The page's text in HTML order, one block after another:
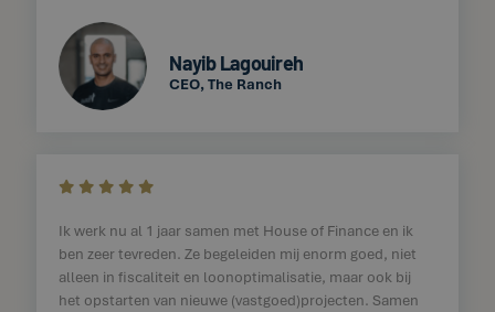
Nayib Lagouireh
CEO, The Ranch
    
Ik werk nu al 1 jaar samen met House of Finance en ik
ben zeer tevreden. Ze begeleiden mij enorm goed, niet
alleen in fiscaliteit en loonoptimalisatie, maar ook bij
het opstarten van nieuwe (vastgoed)projecten. Samen